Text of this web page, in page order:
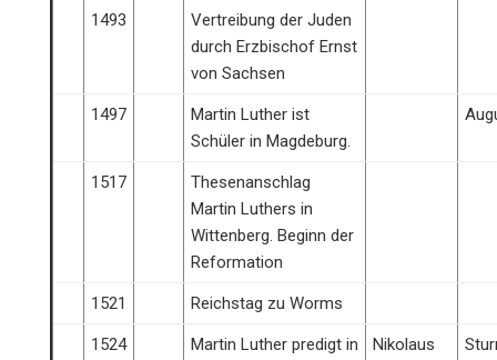
1493
Vertreibung der Juden
durch Erzbischof Ernst
von Sachsen
1497
Martin Luther ist
Schüler in Magdeburg.
1517
Thesenanschlag
Martin Luthers in
Wittenberg. Beginn der
Reformation
1521 Reichstag zu Worms
1524
Martin Luther predigt in
Nikolaus